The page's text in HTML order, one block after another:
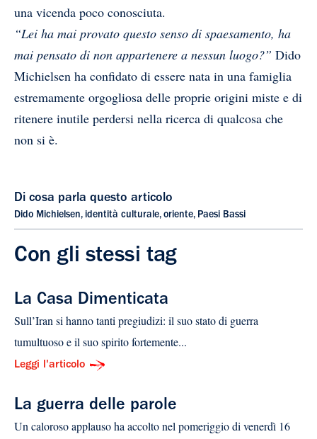
una vicenda poco conosciuta.
“Lei ha mai provato questo senso di spaesamento, ha
mai pensato di non appartenere a nessun luogo?” Dido
Michielsen ha confidato di essere nata in una famiglia
estremamente orgogliosa delle proprie origini miste e di
ritenere inutile perdersi nella ricerca di qualcosa che
non si è.
Di cosa parla questo articolo
Dido Michielsen, identità culturale, oriente, Paesi Bassi
Con gli stessi tag
La Casa Dimenticata
Sull’Iran si hanno tanti pregiudizi: il suo stato di guerra
tumultuoso e il suo spirito fortemente...
Leggi l'articolo
La guerra delle parole
Un caloroso applauso ha accolto nel pomeriggio di venerdì 16